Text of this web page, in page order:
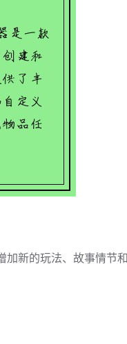
新的玩法、故事情节